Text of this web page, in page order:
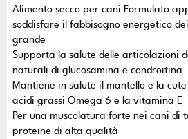
Alimento secco per cani Formulato
soddisfare il fabbisogno energetico
grande
Supporta la salute delle articolazioni
naturali di glucosamina e condroitina
Mantiene in salute il mantello e la
acidi grassi Omega 6 e la vitamina E
Per una muscolatura forte nei cani di
proteine di alta qualità